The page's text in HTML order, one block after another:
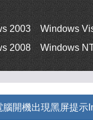
2003 Windows
2008 Windows
腦開機出現黑屏提示